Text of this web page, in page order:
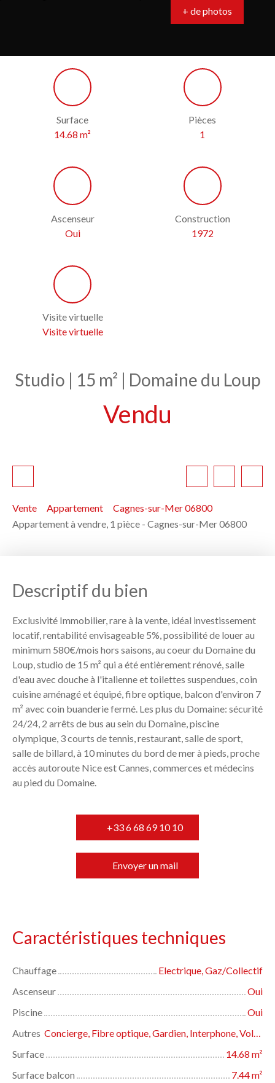
+ de photos
Surface
14.68m²
Pièces
1
Ascenseur
Oui
Construction
1972
Visite virtuelle
Visite virtuelle
Studio | 15 m² | Domaine du Loup
Vendu
Vente Appartement
Cagnes-sur-Mer 06800
Appartement à vendre, 1 pièce - Cagnes-sur-Mer 06800
Descriptif du bien
Exclusivité Immobilier, rare à la vente, idéal investissement
locatif, rentabilité envisageable 5%, possibilité de louer au
minimum 580€/mois hors saisons, au coeur du Domaine du
Loup, studio de 15 m² qui a été entièrement rénové, salle
d'eau avec douche à l'italienne et toilettes suspendues, coin
cuisine aménagé et équipé, fibre optique, balcon d'environ 7
m² avec coin buanderie fermé. Les plus du Domaine: sécurité
24/24, 2 arrêts de bus au sein du Domaine, piscine
olympique, 3 courts de tennis, restaurant, salle de sport,
salle de billard, à 10 minutes du bord de mer à pieds, proche
accès autoroute Nice est Cannes, commerces et médecins
au pied du Domaine.
+33 6 68 69 10 10
Envoyer un mail
Caractéristiques techniques
Chauffage
Electrique, Gaz/Collectif
Ascenseur
Oui
Piscine
Oui
Autres
Concierge, Fibre optique, Gardien, Interphone, Volets électriques
Surface
14.68 m²
Surface balcon
7.44m²